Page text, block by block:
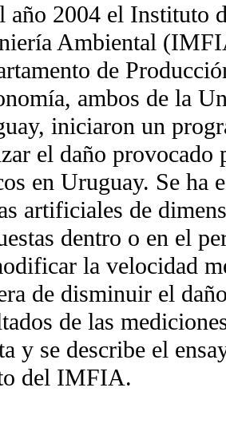
año 2004 el Instituto
Ambiental
de
ambos de la
iniciaron un
el daño
en Uruguay. Se ha
artificiales de
dentro o en el
la velocidad
de disminuir el
de las
y se describe el
del IMFIA.